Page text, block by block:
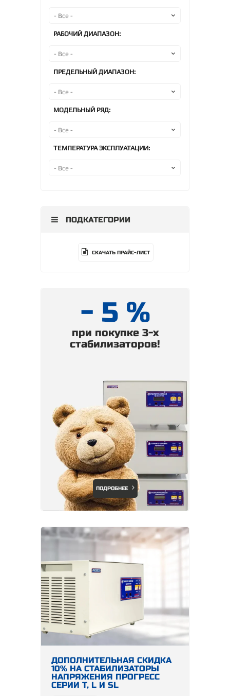
РАБОЧИЙ ДИАПАЗОН:
ПРЕДЕЛЬНЫЙ ДИАПАЗОН:
МОДЕЛЬНЫЙ РЯД:
ТЕМПЕРАТУРА ЭКСПЛУАТАЦИИ:
ПОДКАТЕГОРИИ
СКАЧАТЬ ПРАЙС-ЛИСТ
- 5 %
при покупке 3-х
стабилизаторов!
ПОДРОБНЕЕ
ДОПОЛНИТЕЛЬНАЯ СКИДКА
10% НА СТАБИЛИЗАТОРЫ
НАПРЯЖЕНИЯ ПРОГРЕСС
СЕРИИ Т, L И SL